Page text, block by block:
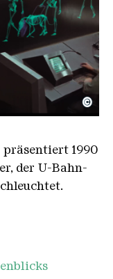
S.A.S. All Rights
©
präsentiert 1990
der U-Bahn-